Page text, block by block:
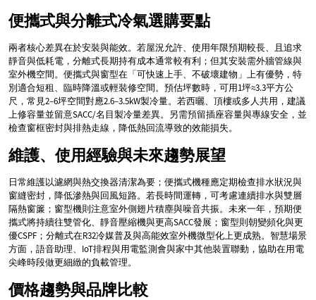
便攜式與分離式冷氣選購要點
兩者核心差異在於安裝與能效。若屋況允許、使用年限預期較長、且追求
靜音與低耗電，分離式長期持有成本通常較有利；但其安裝需外牆管線與
室外機空間。便攜式與窗型在「可快速上手、不破壞建物」上有優勢，特
別適合短租、臨時降溫或輕裝修空間。預估坪數時，可用1坪≈3.3平方公
尺，常見2–6坪空間對應2.6–3.5kW製冷量。若西曬、頂樓或多人共用，建議
上修容量並留意SACC/名目製冷量差異。另需預留插座容量與專線安全，並
檢查窗框密封與排熱走線，降低熱回流導致的效能損失。
維護、使用經驗與未來趨勢展望
日常維護以濾網與熱交換器清潔為要；便攜式機種應定期檢查排水狀況與
窗縫密封，降低滲熱與回風短路。若長時間運轉，可考慮連續排水與雙層
隔熱窗簾；窗型機則注意室外側翅片積塵與噪音共振。未來一年，預期便
攜式將持續往雙管化、靜音壓縮機與更高SACC發展；窗型則朝變頻化與更
優CSPF；分離式在R32冷媒普及與高能效室外機微型化上更成熟。智慧場景
方面，語音助理、IoT排程與用電監測會與家中其他裝置聯動，協助在用電
尖峰時段做更細緻的負載管理。
價格趨勢與品牌比較